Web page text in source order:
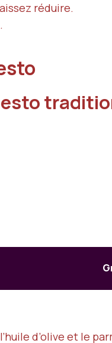
réduire.
d’olive et le